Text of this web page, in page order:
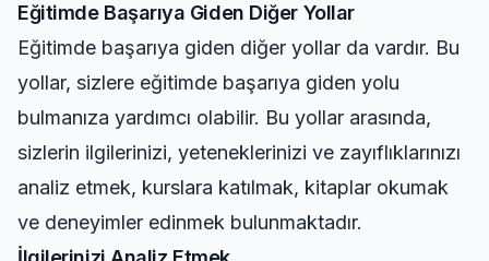
Eğitimde Başarıya Giden Diğer Yollar
Eğitimde başarıya giden diğer yollar da vardır. Bu
yollar, sizlere eğitimde başarıya giden yolu
bulmanıza yardımcı olabilir. Bu yollar arasında,
sizlerin ilgilerinizi, yeteneklerinizi ve zayıflıklarınızı
analiz etmek, kurslara katılmak, kitaplar okumak
ve deneyimler edinmek bulunmaktadır.